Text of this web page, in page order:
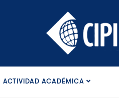
ACTIVIDAD ACADÉMICA